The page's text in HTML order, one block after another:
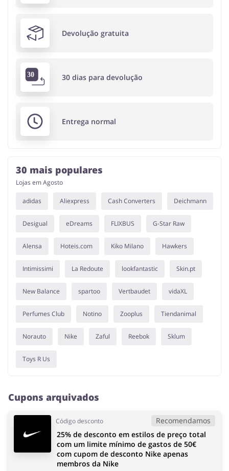
Devolução gratuita
30 dias para devolução
Entrega normal
30 mais populares
Lojas em Agosto
adidas Aliexpress Cash Converters Deichmann
Desigual eDreams FLIXBUS G-Star Raw
Alensa Hoteis.com Kiko Milano Hawkers
Intimissimi La Redoute lookfantastic Skin.pt
New Balance spartoo Vertbaudet vidaXL
Perfumes Club Notino Zooplus Tiendanimal
Norauto Nike Zaful Reebok Sklum
Toys R Us
Cupons arquivados
Código desconto Recomendamos
25% de desconto em estilos de preço total
com um limite mínimo de gastos de 50€
com cupom de desconto Nike apenas
membros da Nike